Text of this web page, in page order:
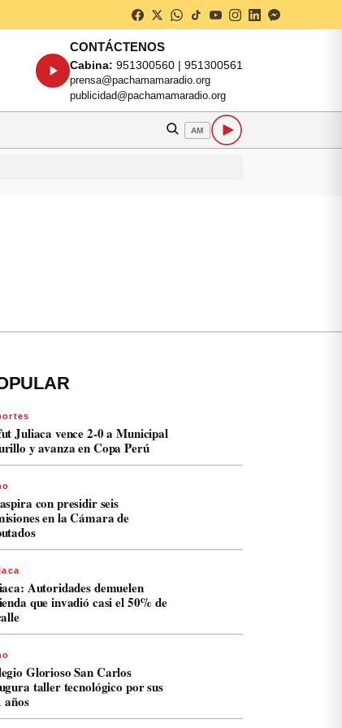
CONTÁCTENOS
Cabina: 951300560 | 951300561
prensa@pachamamaradio.org
publicidad@pachamamaradio.org
AM
Juliaca vence 2-0 a Municipal
y avanza en Copa Perú
con presidir seis
en la Cámara de
Autoridades demuelen
que invadió casi el 50% de
Glorioso San Carlos
taller tecnológico por sus
años